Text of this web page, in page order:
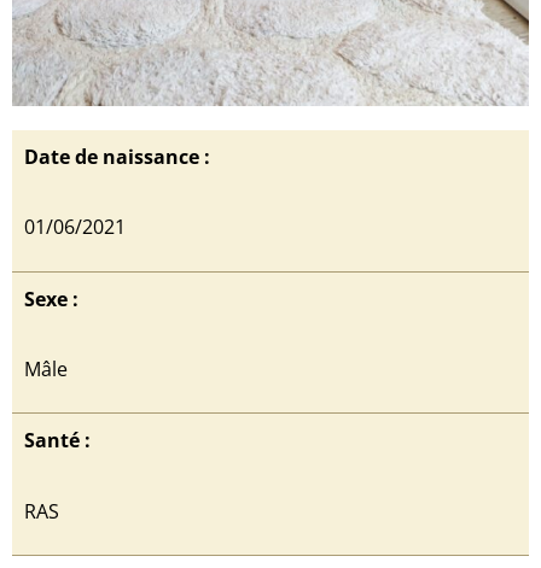
Date de naissance :
01/06/2021
Sexe :
Mâle
Santé :
RAS